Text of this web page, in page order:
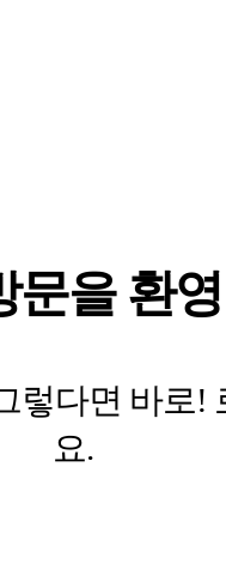
문을 환
렇다면 바로!
요.